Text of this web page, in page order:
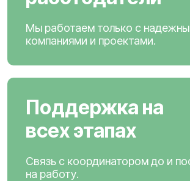
Мы работаем только с
компаниями и проектами.
Поддержка на
всех этапах
Связь с координатором до и
на работу.